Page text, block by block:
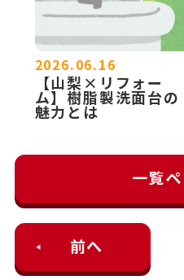
2026.06.16
【山梨×リフォー
ム】樹脂製洗面台の
魅力とは
前へ
一覧